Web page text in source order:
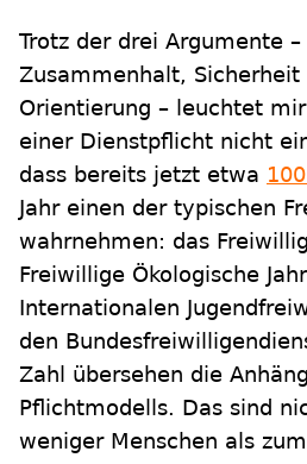
Trotz der drei Argumente
Zusammenhalt,
Orientierung – leuchtet
einer Dienstpflicht nicht
dass bereits jetzt etwa
Jahr einen der typischen
wahrnehmen: das
Freiwillige Ökologische
Internationalen
den
Zahl übersehen die
Pflichtmodells. Das sind
weniger Menschen als